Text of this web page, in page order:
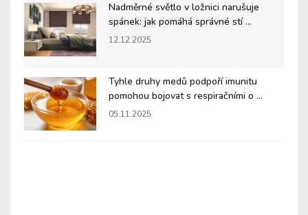
Nadměrné světlo v ložnici narušuje
spánek: jak pomáhá správné stí ...
12.12.2025
Tyhle druhy medů podpoří imunitu
pomohou bojovat s respiračními o ...
05.11.2025